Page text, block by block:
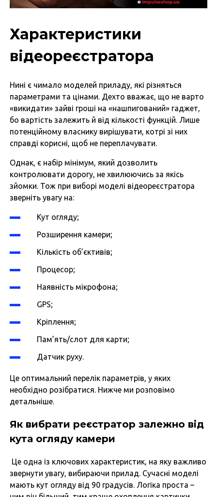
Характеристики
відеореєстратора
Нині є чимало моделей приладу, які різняться
параметрами та цінами. Дехто вважає, що не варто
«викидати» зайві гроші на «нашпигований» гаджет,
бо вартість залежить й від кількості функцій. Лише
потенційному власнику вирішувати, котрі зі них
справді корисні, щоб не переплачувати.
Однак, є набір мінімум, який дозволить
контролювати дорогу, не хвилюючись за якісь
зйомки. Тож при виборі моделі відеореєстратора
зверніть увагу на:
Кут огляду;
Розширення камери;
Кількість об’єктивів;
Процесор;
Наявність мікрофона;
GPS;
Кріплення;
Пам’ять/слот для карти;
Датчик руху.
Це оптимальний перелік параметрів, у яких
необхідно розібратися. Нижче ми розповімо
детальніше.
Як вибрати реєстратор залежно від
кута огляду камери
Це одна із ключових характеристик, на яку важливо
звернути увагу, вибираючи прилад. Сучасні моделі
мають кут огляду від 90 градусів. Логіка проста –